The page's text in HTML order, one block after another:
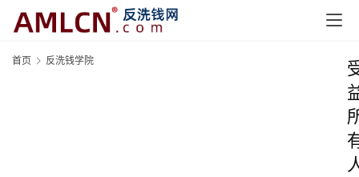
首页 反洗钱学院